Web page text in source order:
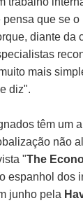
pensa que se o
diante da
mais
diz".
têm um
não
"The
espanhol dos
junho pela